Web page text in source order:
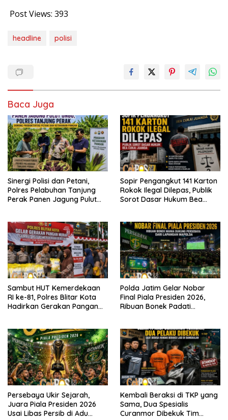
Post Views: 393
headline polisi
Baca Juga
Sinergi Polisi dan Petani,
Polres Pelabuhan Tanjung
Perak Panen Jagung Pulut
Sopir Pengangkut 141 Karton
Rokok Ilegal Dilepas, Publik
Sorot Dasar Hukum Bea
Sambut HUT Kemerdekaan
RI ke-81, Polres Blitar Kota
Hadirkan Gerakan Pangan
Polda Jatim Gelar Nobar
Final Piala Presiden 2026,
Ribuan Bonek Padati
Persebaya Ukir Sejarah,
Juara Piala Presiden 2026
Usai Libas Persib di Adu
Kembali Beraksi di TKP yang
Sama, Dua Spesialis
Curanmor Dibekuk Tim